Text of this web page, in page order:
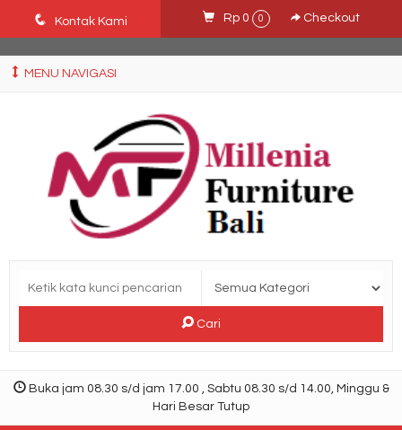
Ffn26mCseQzwzJTw3smpNE8Nti1cAw6hYZWaSDjvoqs
q Kontak Kami Rp 0 0 Checkout
MENU NAVIGASI
Cari
Buka jam 08.30 s/d jam 17.00 , Sabtu 08.30 s/d 14.00, Minggu &
Hari Besar Tutup